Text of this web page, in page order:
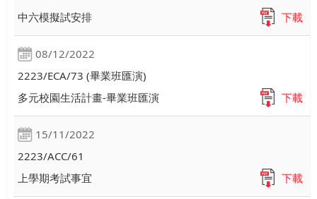
中六模擬試安排
下載
08/12/2022
2223/ECA/73 (畢業班匯演)
多元校園生活計畫-畢業班匯演
下載
15/11/2022
2223/ACC/61
上學期考試事宜
下載